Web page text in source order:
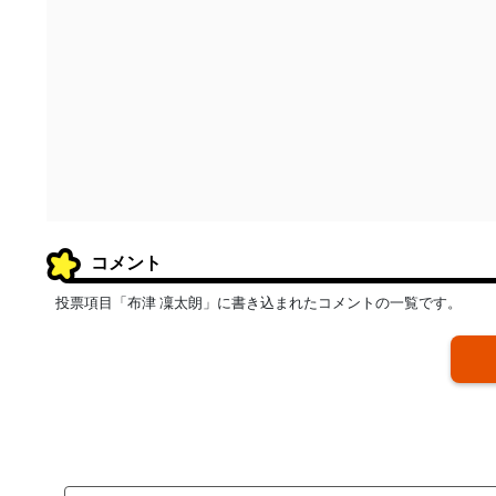
コメント
投票項目「布津 凜太朗」に書き込まれたコメントの一覧です。